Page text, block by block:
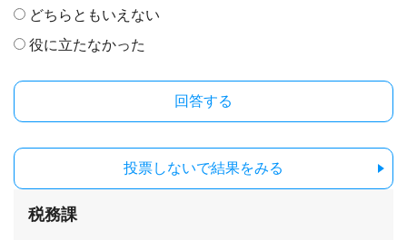
どちらともいえない
役に立たなかった
投票しないで結果をみる
税務課